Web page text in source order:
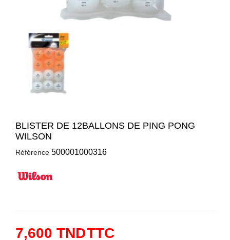
BLISTER DE 12BALLONS DE PING PONG
WILSON
Référence 500001000316
7,600 TNDTTC